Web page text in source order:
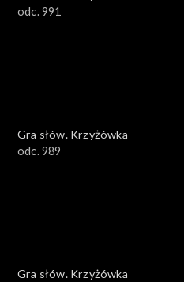
odc. 991
Gra słów. Krzyżówka
odc. 989
Gra słów. Krzyżówka